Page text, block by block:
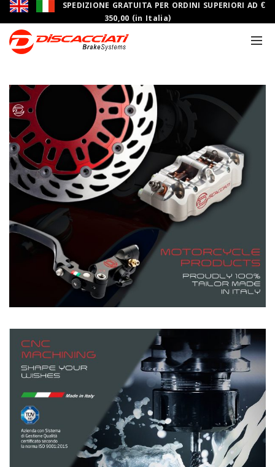
SPEDIZIONE GRATUITA PER ORDINI SUPERIORI AD €
350,00 (in Italia)